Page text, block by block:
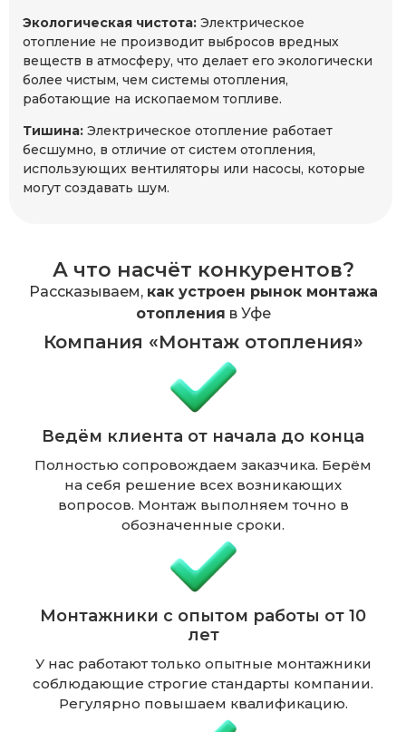
Экологическая чистота: Электрическое
отопление не производит выбросов вредных
веществ в атмосферу, что делает его экологически
более чистым, чем системы отопления,
работающие на ископаемом топливе.
Тишина: Электрическое отопление работает
бесшумно, в отличие от систем отопления,
использующих вентиляторы или насосы, которые
могут создавать шум.
А что насчёт конкурентов?
Рассказываем, как устроен рынок монтажа
отопления в Уфе
Компания «Монтаж отопления»
Ведём клиента от начала до конца
Полностью сопровождаем заказчика. Берём
на себя решение всех возникающих
вопросов. Монтаж выполняем точно в
обозначенные сроки.
Монтажники с опытом работы от 10
лет
У нас работают только опытные монтажники
соблюдающие строгие стандарты компании.
Регулярно повышаем квалификацию.